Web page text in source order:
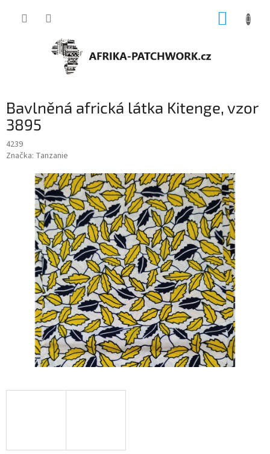
Bavlněná africká látka Kitenge, vzor
3895
4239
Značka: Tanzanie